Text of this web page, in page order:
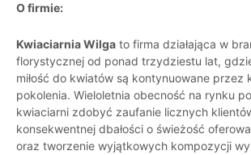
O firmie:
Kwiaciarnia Wilga to firma działająca w
florystycznej od ponad trzydziestu lat,
miłość do kwiatów są kontynuowane przez
pokolenia. Wieloletnia obecność na rynku
kwiaciarni zdobyć zaufanie licznych
konsekwentnej dbałości o świeżość
oraz tworzenie wyjątkowych kompozycji